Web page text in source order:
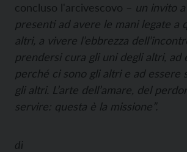
concluso l'arcivescovo – un invito
presenti ad avere le mani legate a
altri, a vivere l’ebbrezza
prendersi cura gli uni degli altri, ad
perché ci sono gli altri e ad essere
gli altri. L’arte dell’amare, del
servire: questa è la missione”.
di